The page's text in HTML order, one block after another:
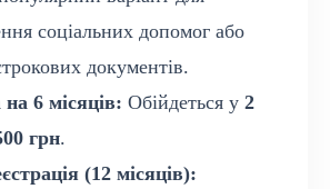
соціальних допомог або
документів.
6 місяців: Обійдеться у 2
грн.
(12 місяців):